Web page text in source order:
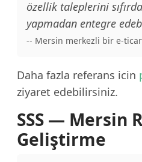
özellik taleplerini
yapmadan entegre
-- Mersin merkezli bir e-
Daha fazla referans icin
ziyaret edebilirsiniz.
SSS — Mersin
Geliştirme